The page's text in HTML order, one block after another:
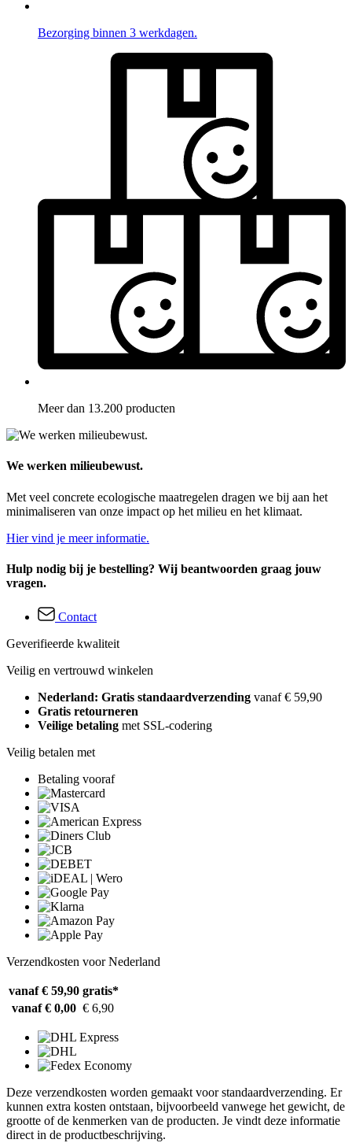
Bezorging binnen 3 werkdagen.
Meer dan 13.200 producten
We werken milieubewust.
Met veel concrete ecologische maatregelen dragen we bij aan het
minimaliseren van onze impact op het milieu en het klimaat.
Hier vind je meer informatie.
Hulp nodig bij je bestelling? Wij beantwoorden graag jouw
vragen.
Contact
Geverifieerde kwaliteit
Veilig en vertrouwd winkelen
Nederland: Gratis standaardverzending vanaf € 59,90
Gratis retourneren
Veilige betaling met SSL-codering
Veilig betalen met
Betaling vooraf
Verzendkosten voor Nederland
vanaf € 59,90 gratis*
vanaf € 0,00 € 6,90
Deze verzendkosten worden gemaakt voor standaardverzending. Er
kunnen extra kosten ontstaan, bijvoorbeeld vanwege het gewicht, de
grootte of de kenmerken van de producten. Je vindt deze informatie
direct in de productbeschrijving.